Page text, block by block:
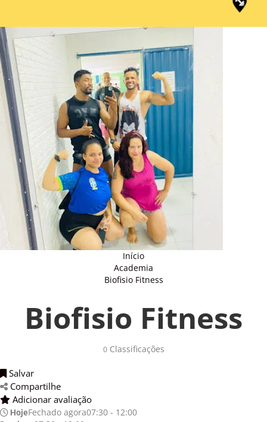
Início
Academia
Biofisio Fitness
Biofisio Fitness
0Classificações
Salvar
Compartilhe
Adicionar avaliação
HojeFechado agora07:30 - 12:00